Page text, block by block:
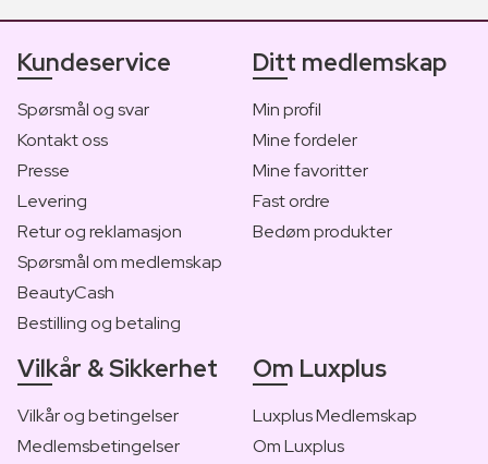
Kundeservice
Spørsmål og svar
Kontakt oss
Presse
Levering
Retur og reklamasjon
Spørsmål om medlemskap
BeautyCash
Bestilling og betaling
Ditt medlemskap
Min profil
Mine fordeler
Mine favoritter
Fast ordre
Bedøm produkter
Vilkår & Sikkerhet
Vilkår og betingelser
Medlemsbetingelser
Om Luxplus
Luxplus Medlemskap
Om Luxplus